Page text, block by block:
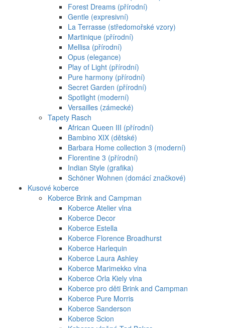
Forest Dreams (přírodní)
Gentle (expresivní)
La Terrasse (středomořské vzory)
Martinique (přírodní)
Mellisa (přírodní)
Opus (elegance)
Play of Light (přírodní)
Pure harmony (přírodní)
Secret Garden (přírodní)
Spotlight (moderní)
Versailles (zámecké)
Tapety Rasch
African Queen III (přírodní)
Bambino XIX (dětské)
Barbara Home collection 3 (moderní)
Florentine 3 (přírodní)
Indian Style (grafika)
Schöner Wohnen (domácí značkové)
Kusové koberce
Koberce Brink and Campman
Koberce Atelier vlna
Koberce Decor
Koberce Estella
Koberce Florence Broadhurst
Koberce Harlequin
Koberce Laura Ashley
Koberce Marimekko vlna
Koberce Orla Kiely vlna
Koberce pro děti Brink and Campman
Koberce Pure Morris
Koberce Sanderson
Koberce Scion